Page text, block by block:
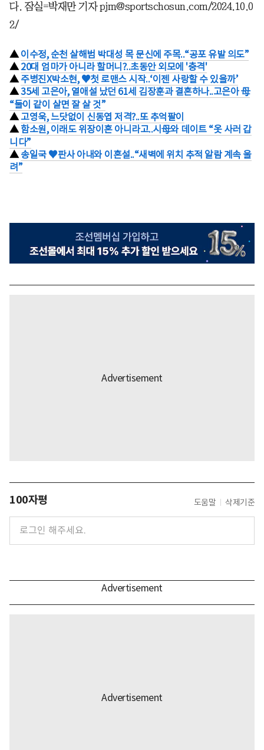
다. 잠실=박재만 기자 pjm@sportschosun.com/2024.10.0
2/
▲ 이수정, 순천 살해범 박대성 목 문신에 주목..“공포 유발 의도”
▲ 20대 엄마가 아니라 할머니?..초동안 외모에 '충격'
▲ 주병진X박소현, ♥첫 로맨스 시작..‘이젠 사랑할 수 있을까’
▲35세 고은아, 열애설 났던 61세 김장훈과 결혼하나..고은아 母
“둘이 같이 살면 잘 살 것”
▲ 고영욱, 느닷없이 신동엽 저격?..또 추억팔이
▲함소원, 이래도 위장이혼 아니라고..시母와 데이트 “옷 사러 갑
니다”
▲ 송일국 ♥판사 아내와 이혼설..“새벽에 위치 추적 알람 계속 울
려”
100자평 도움말 삭제기준